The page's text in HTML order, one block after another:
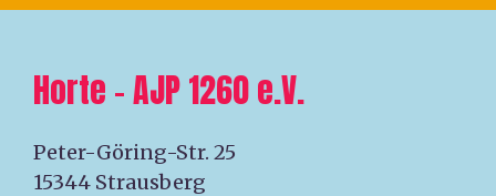
Horte – AJP 1260 e.V.
Peter-Göring-Str. 25
15344 Strausberg